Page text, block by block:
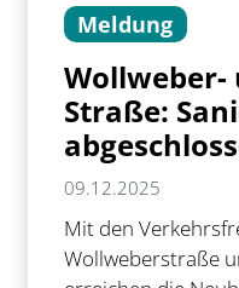
Meldung
Wollweber-
Straße:
09.12.2025
Mit den
Wollweberstraße